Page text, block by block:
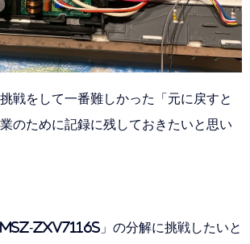
戦をして一番難しかった「元に戻すと
のために記録に残しておきたいと思い
ZXV7116S」の分解に挑戦したいと